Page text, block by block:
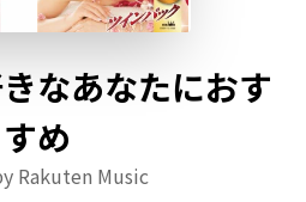
なあなたにおす
すめ
Rakuten Music